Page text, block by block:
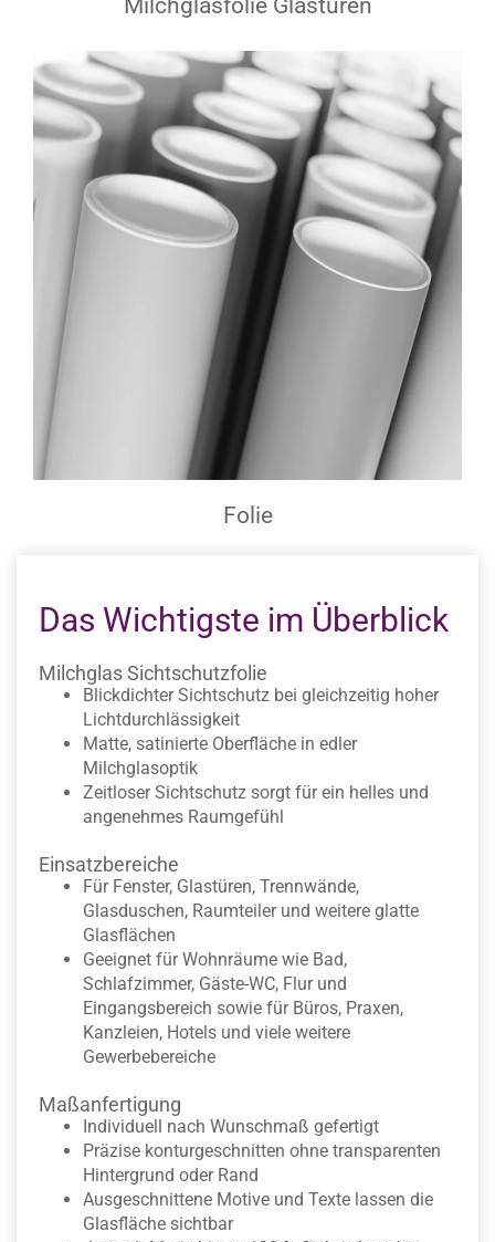
Milchglasfolie Glastüren
Folie
Das Wichtigste im Überblick
Milchglas Sichtschutzfolie
Blickdichter Sichtschutz bei gleichzeitig hoher
Lichtdurchlässigkeit
Matte, satinierte Oberfläche in edler
Milchglasoptik
Zeitloser Sichtschutz sorgt für ein helles und
angenehmes Raumgefühl
Einsatzbereiche
Für Fenster, Glastüren, Trennwände,
Glasduschen, Raumteiler und weitere glatte
Glasflächen
Geeignet für Wohnräume wie Bad,
Schlafzimmer, Gäste-WC, Flur und
Eingangsbereich sowie für Büros, Praxen,
Kanzleien, Hotels und viele weitere
Gewerbebereiche
Maßanfertigung
Individuell nach Wunschmaß gefertigt
Präzise konturgeschnitten ohne transparenten
Hintergrund oder Rand
Ausgeschnittene Motive und Texte lassen die
Glasfläche sichtbar